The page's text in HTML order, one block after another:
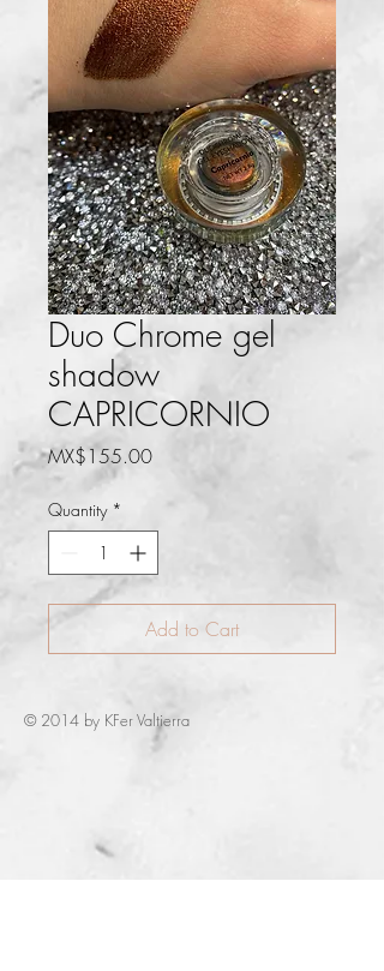
Duo Chrome gel
shadow
CAPRICORNIO
MX$155.00Price
Quantity *
Add to Cart
© 2014 by KFer Valtierra